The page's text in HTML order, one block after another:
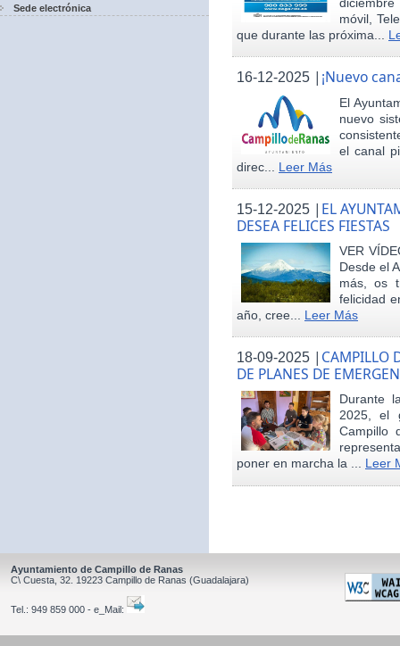
Sede electrónica
móvil,
que durante las próxima...
16-12-2025 | ¡Nuevo
El
nuevo
el canal
direc... Leer Más
15-12-2025 | EL
DESEA FELICES FIESTAS
VER
Desde el
más, os
felicidad
año, cree... Leer Más
18-09-2025 | CAMPILLO
DE PLANES DE
Durante
2025, el
Campillo
poner en marcha la ... Leer
Ayuntamiento de Campillo de Ranas
C\ Cuesta, 32. 19223 Campillo de Ranas (Guadalajara)
Tel.: 949 859 000 - e_Mail: